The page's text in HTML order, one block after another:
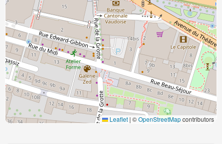
Leaflet | ©OpenStreetMapcontributors